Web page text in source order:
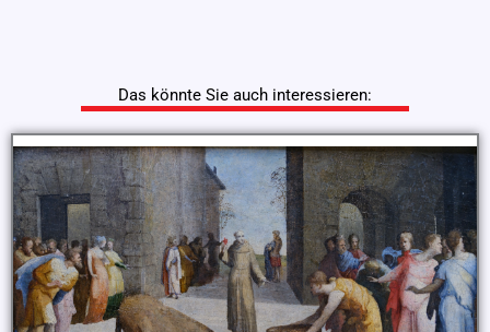
Das könnte Sie auch interessieren: